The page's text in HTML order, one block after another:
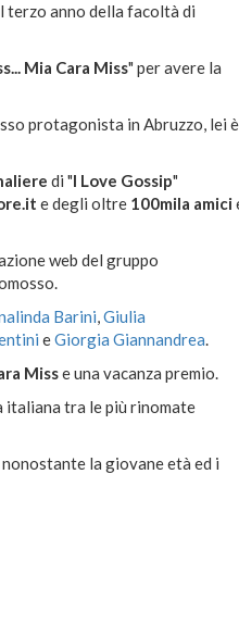
terzo anno della facoltà di
Mia Cara Miss" per avere la
protagonista in Abruzzo, lei è
di "I Love Gossip"
e degli oltre 100mila amici
web del gruppo
Barini,Giulia
eGiorgia Giannandrea.
Misse una vacanza premio.
italiana tra le più rinomate
la giovane età ed i